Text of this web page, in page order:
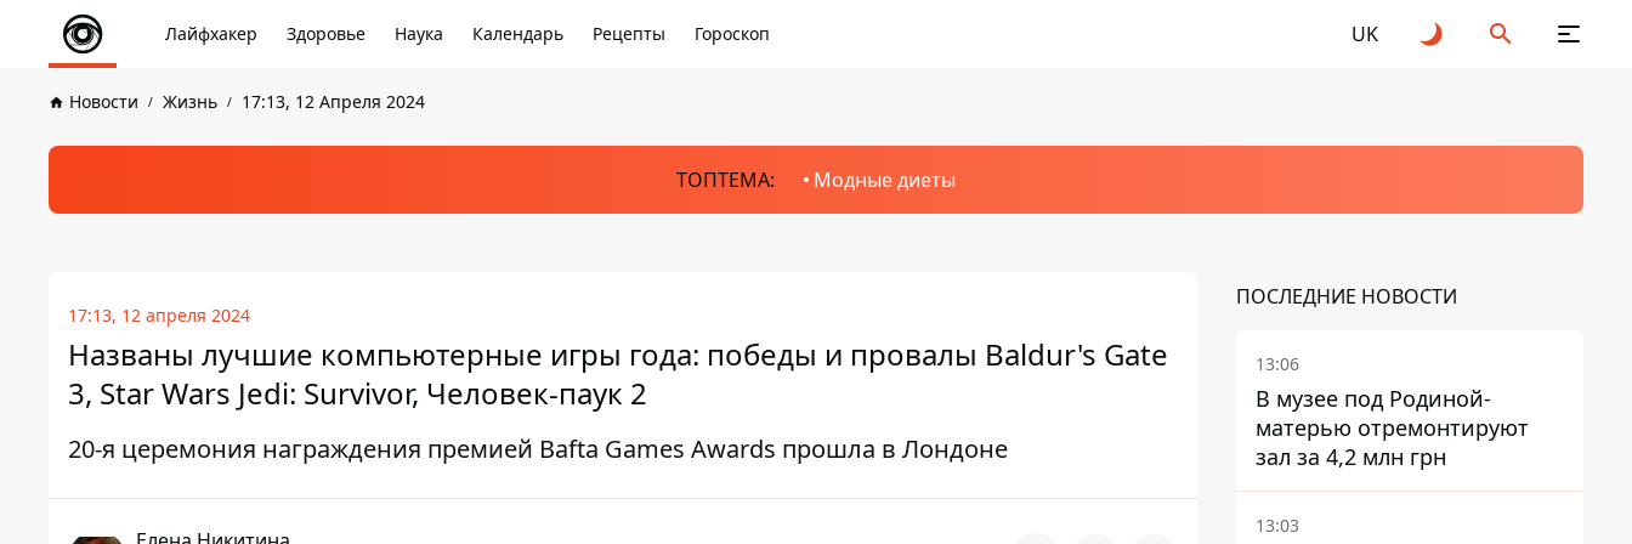
Лайфхакер Здоровье Наука Календарь Рецепты Гороскоп UK
Новости Жизнь 17:13, 12 Апреля 2024
ТОПТЕМА: Модные диеты
17:13, 12 апреля 2024
Названы лучшие компьютерные игры года: победы и провалы Baldur's Gate
3, Star Wars Jedi: Survivor, Человек-паук 2
20-я церемония награждения премией Bafta Games Awards прошла в Лондоне
ПОСЛЕДНИЕ НОВОСТИ
13:06
В музее под Родиной-
матерью отремонтируют
зал за 4,2 млн грн
13:03